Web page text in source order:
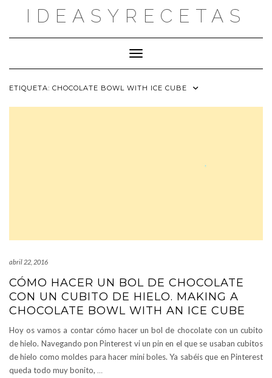
IDEASYRECETAS
Cambiar modo de navegación
ETIQUETA: CHOCOLATE BOWL WITH ICE CUBE
abril 22, 2016
CÓMO HACER UN BOL DE CHOCOLATE
CON UN CUBITO DE HIELO. MAKING A
CHOCOLATE BOWL WITH AN ICE CUBE
Hoy os vamos a contar cómo hacer un bol de chocolate con un cubito
de hielo. Navegando pon Pinterest vi un pin en el que se usaban cubitos
de hielo como moldes para hacer mini boles. Ya sabéis que en Pinterest
queda todo muy bonito, …